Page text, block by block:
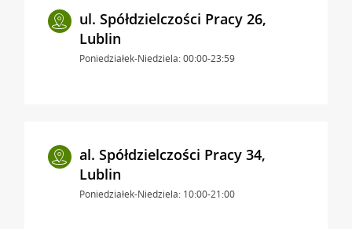
ul. Spółdzielczości Pracy 26,
Lublin
Poniedziałek-Niedziela: 00:00-23:59
al. Spółdzielczości Pracy 34,
Lublin
Poniedziałek-Niedziela: 10:00-21:00